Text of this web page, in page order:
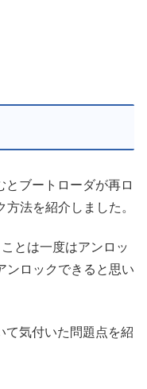
ブートローダが再ロ
法を紹介しました。
とは一度はアンロッ
ンロックできると思い
て気付いた問題点を紹